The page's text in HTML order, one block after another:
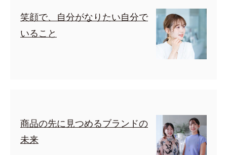
笑顔で、自分がなりたい自分で
いること
商品の先に見つめるブランドの
未来